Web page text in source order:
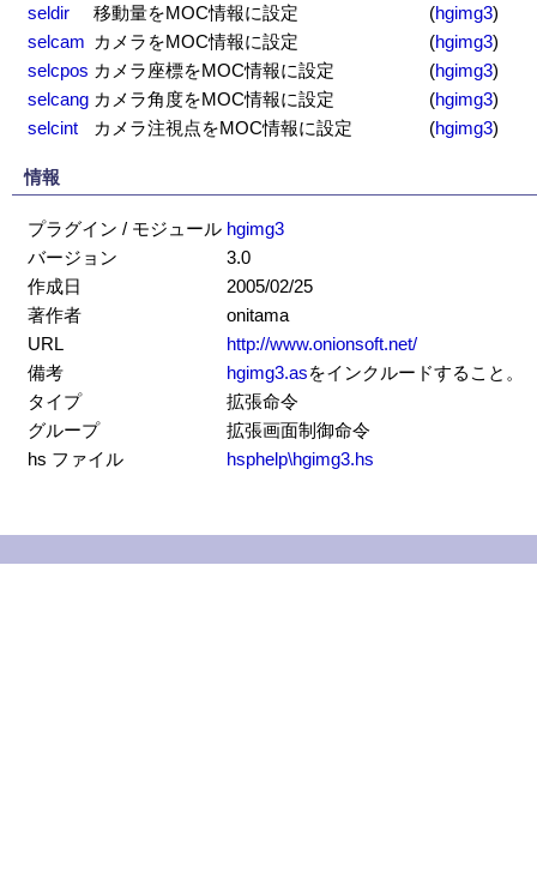
seldir 移動量をMOC情報に設定 (hgimg3)
selcam カメラをMOC情報に設定 (hgimg3)
selcpos カメラ座標をMOC情報に設定 (hgimg3)
selcang カメラ角度をMOC情報に設定 (hgimg3)
selcint
カメラ注視点をMOC情報に設定 (hgimg3)
情報
プラグイン / モジュール hgimg3
バージョン
3.0
作成日
2005/02/25
著作者
onitama
URL
http://www.onionsoft.net/
備考
hgimg3.asをインクルードすること。
タイプ
拡張命令
グループ
拡張画面制御命令
hs ファイル
hsphelp\hgimg3.hs